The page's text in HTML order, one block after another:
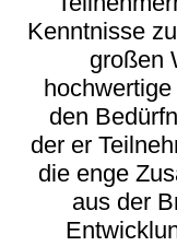
Kenntnisse
großen
den
der er
die enge
aus der